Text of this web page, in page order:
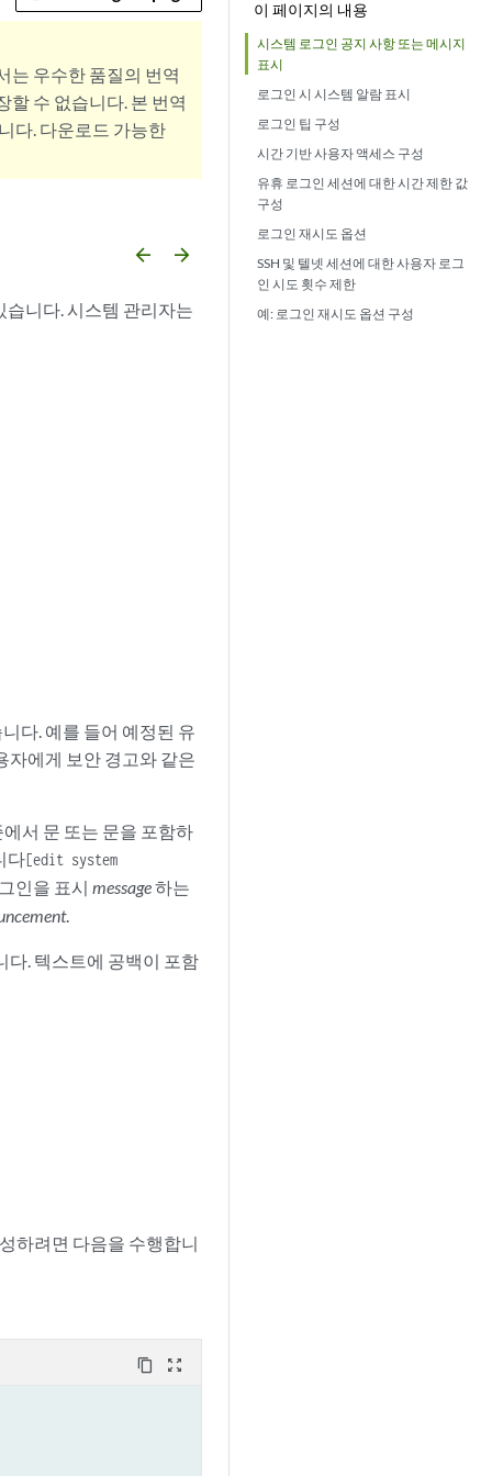
이 페이지의 내용
시스템 로그인 공지 사항 또는 메시지
표시
로그인 시 시스템 알람 표시
로그인 팁 구성
시간 기반 사용자 액세스 구성
유휴 로그인 세션에 대한 시간 제한 값
구성
로그인 재시도 옵션
SSH 및 텔넷 세션에 대한 사용자 로그
인 시도 횟수 제한
예: 로그인 재시도 옵션 구성
는 우수한 품질의 번역
할 수 없습니다. 본 번역
다. 다운로드 가능한
arrow_backward arrow_forward
니다. 시스템 관리자는
다. 예를 들어 예정된 유
자에게 보안 경고와 같은
서 문 또는 문을 포함하
다[edit system
인을 표시 message하는
.
다. 텍스트에 공백이 포함
하려면 다음을 수행합니
content_copy zoom_out_map